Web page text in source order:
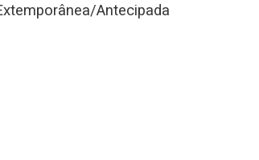
Antecipada